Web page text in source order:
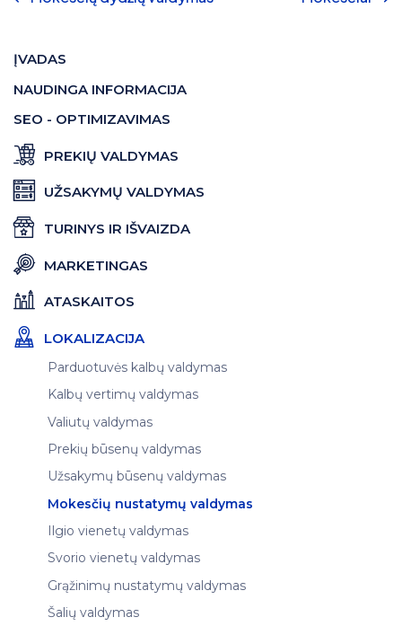
ĮVADAS
NAUDINGA INFORMACIJA
SEO - OPTIMIZAVIMAS
PREKIŲ VALDYMAS
UŽSAKYMŲ VALDYMAS
TURINYS IR IŠVAIZDA
MARKETINGAS
ATASKAITOS
LOKALIZACIJA
Parduotuvės kalbų valdymas
Kalbų vertimų valdymas
Valiutų valdymas
Prekių būsenų valdymas
Užsakymų būsenų valdymas
Mokesčių nustatymų valdymas
Ilgio vienetų valdymas
Svorio vienetų valdymas
Grąžinimų nustatymų valdymas
Šalių valdymas